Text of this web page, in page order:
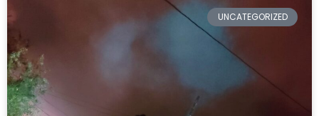
UNCATEGORIZED